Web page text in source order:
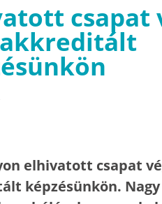
csapat
elhivatott csapat
képzésünkön.